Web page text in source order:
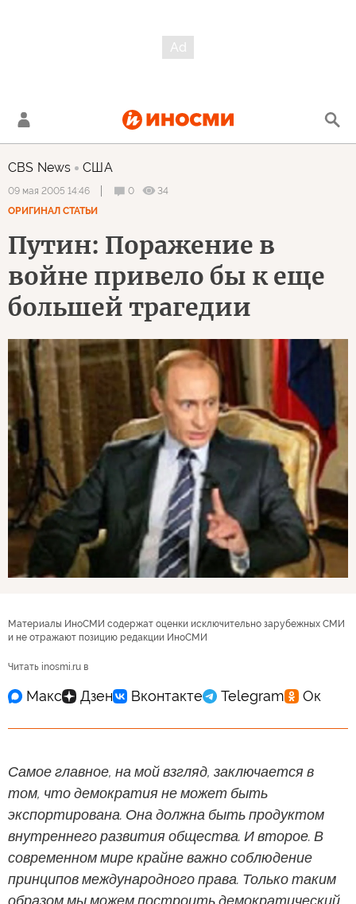
CBS News США
09 мая 2005 14:46 0
34
ОРИГИНАЛ СТАТЬИ
Путин: Поражение в
войне привело бы к еще
большей трагедии
Материалы ИноСМИ содержат оценки исключительно зарубежных СМИ
и не отражают позицию редакции ИноСМИ
Читать inosmi.ru в
Самое главное, на мой взгляд, заключается в
том, что демократия не может быть
экспортирована. Она должна быть продуктом
внутреннего развития общества. И второе. В
современном мире крайне важно соблюдение
принципов международного права. Только таким
образом мы можем построить демократический